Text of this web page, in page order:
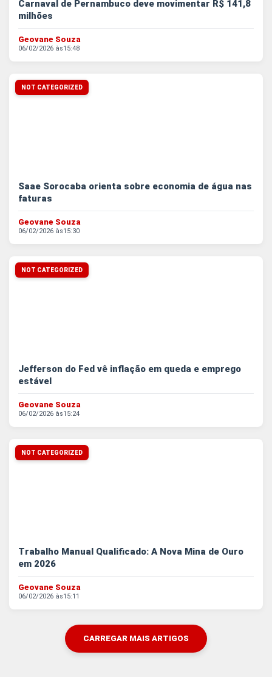
Carnaval de Pernambuco deve movimentar R$ 141,8
milhões
Geovane Souza
06/02/2026 às15:48
NOT CATEGORIZED
Saae Sorocaba orienta sobre economia de água nas
faturas
Geovane Souza
06/02/2026 às15:30
NOT CATEGORIZED
Jefferson do Fed vê inflação em queda e emprego
estável
Geovane Souza
06/02/2026 às15:24
NOT CATEGORIZED
Trabalho Manual Qualificado: A Nova Mina de Ouro
em 2026
Geovane Souza
06/02/2026 às15:11
CARREGAR MAIS ARTIGOS